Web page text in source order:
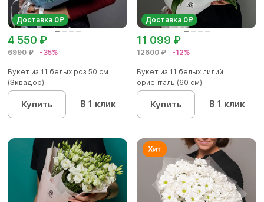
Доставка 0₽
6990 ₽ -35%
4 550 ₽
Букет из 11 белых роз 50 см
(Эквадор)
Купить В 1 клик
Доставка 0₽
12600 ₽ -12%
11 099 ₽
Букет из 11 белых лилий
ориенталь (60 см)
Купить В 1 клик